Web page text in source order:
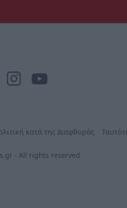
κατά της Διαφθοράς
- All rights reserved